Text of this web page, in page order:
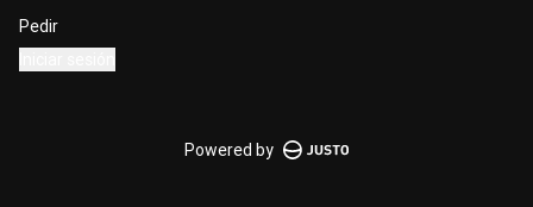
Pedir
Powered by